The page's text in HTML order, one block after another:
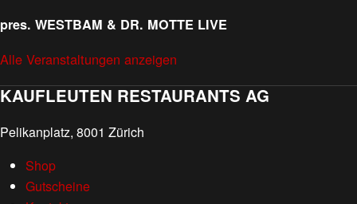
pres. WESTBAM & DR. MOTTE LIVE
Alle Veranstaltungen anzeigen
KAUFLEUTEN RESTAURANTS AG
Pelikanplatz, 8001 Zürich
Shop
Gutscheine